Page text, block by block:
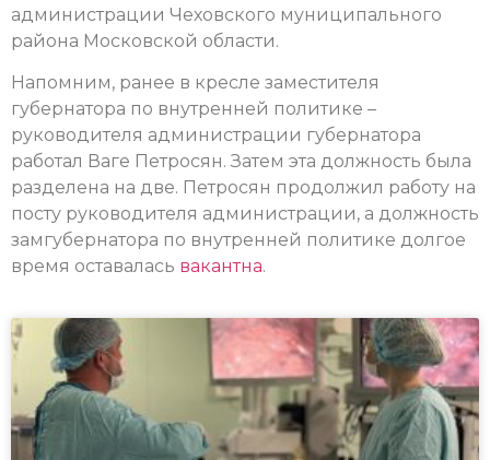
администрации Чеховского муниципального
района Московской области.
Напомним, ранее в кресле заместителя
губернатора по внутренней политике –
руководителя администрации губернатора
работал Ваге Петросян. Затем эта должность была
разделена на две. Петросян продолжил работу на
посту руководителя администрации, а должность
замгубернатора по внутренней политике долгое
время оставалась вакантна.